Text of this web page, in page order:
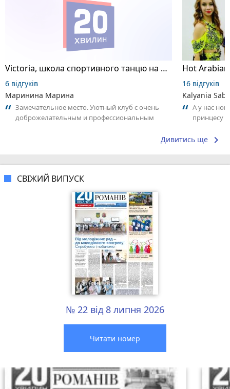
Victoria, школа спортивного танцю на пілоні
6 відгуків
Маринина Марина
Замечательное место. Уютный клуб с очень
доброжелательным и профессиональным
16 відгуків
Kalyania
А у нас
принцесу
Дивитись ще keyboard_arrow_right
СВІЖИЙ ВИПУСК
№ 22 від 8 липня 2026
Читати номер